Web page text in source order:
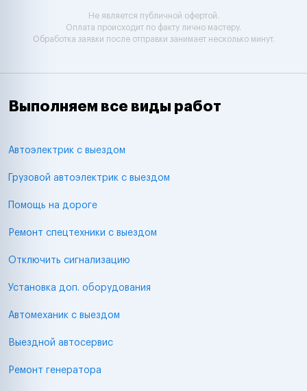
Не является публичной офертой.
Оплата происходит по факту лично мастеру.
Обработка заявки после отправки занимает несколько минут.
Выполняем все виды работ
Автоэлектрик с выездом
Грузовой автоэлектрик с выездом
Помощь на дороге
Ремонт спецтехники с выездом
Отключить сигнализацию
Установка доп. оборудования
Автомеханик с выездом
Выездной автосервис
Ремонт генератора